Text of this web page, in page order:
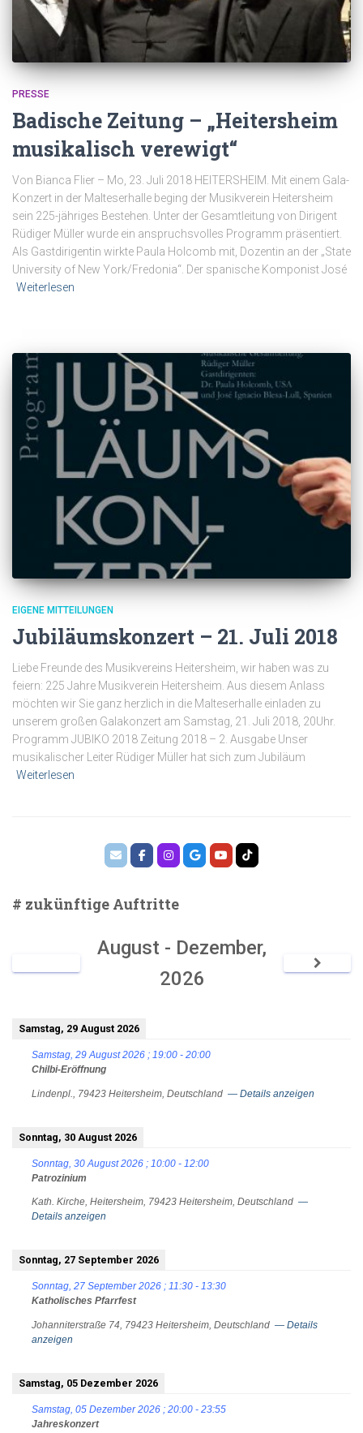
PRESSE
Badische Zeitung – „Heitersheim
musikalisch verewigt“
Von Bianca Flier – Mo, 23. Juli 2018 HEITERSHEIM. Mit einem Gala-
Konzert in der Malteserhalle beging der Musikverein Heitersheim
sein 225-jähriges Bestehen. Unter der Gesamtleitung von Dirigent
Rüdiger Müller wurde ein anspruchsvolles Programm präsentiert.
Als Gastdirigentin wirkte Paula Holcomb mit, Dozentin an der „State
University of New York/Fredonia“. Der spanische Komponist José
Weiterlesen
EIGENE MITTEILUNGEN
Jubiläumskonzert – 21. Juli 2018
Liebe Freunde des Musikvereins Heitersheim, wir haben was zu
feiern: 225 Jahre Musikverein Heitersheim. Aus diesem Anlass
möchten wir Sie ganz herzlich in die Malteserhalle einladen zu
unserem großen Galakonzert am Samstag, 21. Juli 2018, 20Uhr.
Programm JUBIKO 2018 Zeitung 2018 – 2. Ausgabe Unser
musikalischer Leiter Rüdiger Müller hat sich zum Jubiläum
Weiterlesen
# zukünftige Auftritte
August - Dezember,
2026
Samstag, 29 August 2026
Samstag, 29 August 2026 ; 19:00 - 20:00
Chilbi-Eröffnung
Lindenpl., 79423 Heitersheim, Deutschland — Details anzeigen
Sonntag, 30 August 2026
Sonntag, 30 August 2026 ; 10:00 - 12:00
Patrozinium
Kath. Kirche, Heitersheim, 79423 Heitersheim, Deutschland —
Details anzeigen
Sonntag, 27 September 2026
Sonntag, 27 September 2026 ; 11:30 - 13:30
Katholisches Pfarrfest
Johanniterstraße 74, 79423 Heitersheim, Deutschland — Details
anzeigen
Samstag, 05 Dezember 2026
Samstag, 05 Dezember 2026 ; 20:00 - 23:55
Jahreskonzert